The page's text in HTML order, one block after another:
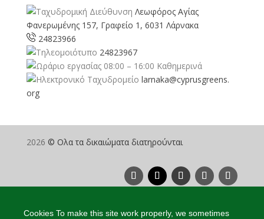
Λεωφόρος Αγίας
Φανερωμένης 157, Γραφείο 1, 6031 Λάρνακα
24823966
24823967
08:00 – 16:00 Καθημερινά
larnaka@cyprusgreens.
org
2026 © Ολα τα δικαιώματα διατηρούνται
Cookies To make this site work properly, we sometimes